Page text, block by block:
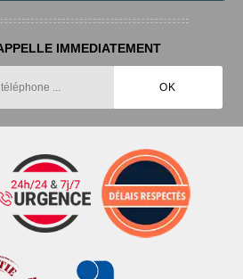
IMMEDIATEMENT